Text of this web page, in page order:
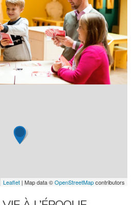
l
Leaflet | Map data ©OpenStreetMapcontributors